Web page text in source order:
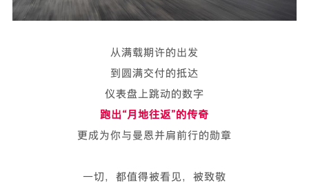
从满载期许的出发
到圆满交付的抵达
仪表盘上跳动的数字
跑出“月地往返”的传奇
更成为你与曼恩并肩前行的勋章
一切，都值得被看见，被致敬